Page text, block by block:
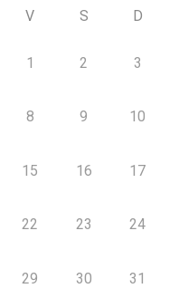
V S D
1 2 3
8 9 10
15 16 17
22 23 24
29 30 31